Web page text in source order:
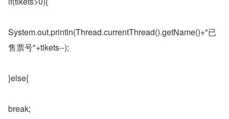
System.out.println(Thread.currentThread().getName()+"已
售票号"+tikets--);
}else{
break;